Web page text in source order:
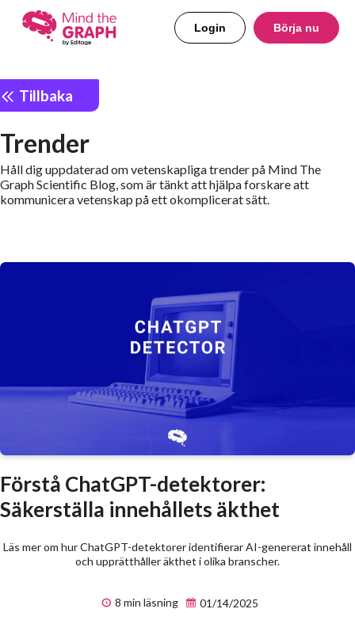
Login Börja nu
Tillbaka
Trender
Håll dig uppdaterad om vetenskapliga trender på Mind The
Graph Scientific Blog, som är tänkt att hjälpa forskare att
kommunicera vetenskap på ett okomplicerat sätt.
Förstå ChatGPT-detektorer:
Säkerställa innehållets äkthet
Läs mer om hur ChatGPT-detektorer identifierar AI-genererat innehåll
och upprätthåller äkthet i olika branscher.
8 min läsning 01/14/2025